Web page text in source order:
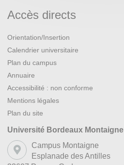
Accès directs
Orientation/Insertion
Calendrier universitaire
Plan du campus
Annuaire
Accessibilité : non conforme
Mentions légales
Plan du site
Université Bordeaux Montaigne
Campus Montaigne
Esplanade des Antilles